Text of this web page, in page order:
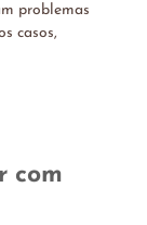
problemas
casos,
com